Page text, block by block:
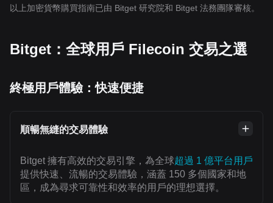
以上加密貨幣購買指南已由 Bitget 研究院和 Bitget 法務團隊審核。
Bitget：全球用戶 Filecoin 交易之選
終極用戶體驗：快速便捷
順暢無縫的交易體驗
Bitget 擁有高效的交易引擎，為全球超過 1 億平台用戶
提供快速、流暢的交易體驗，涵蓋 150 多個國家和地
區，成為尋求可靠性和效率的用戶的理想選擇。